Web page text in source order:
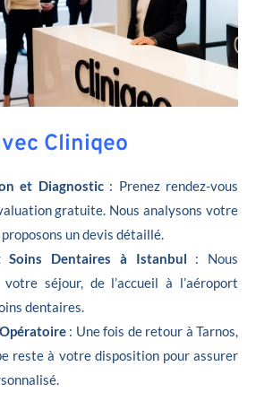
Cliniqeo
et Diagnostic: Prenez rendez-vous
gratuite. Nous analysons votre
un devis détaillé.
Soins Dentaires à Istanbul : Nous
votre séjour, de l’accueil à l’aéroport
dentaires.
: Une fois de retour à Tarnos,
reste à votre disposition pour assurer